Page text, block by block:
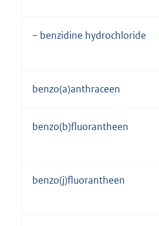
– benzidine hydrochloride
benzo(a)anthraceen
benzo(b)fluorantheen
benzo(j)fluorantheen